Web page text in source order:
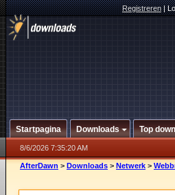
Registreren|
Startpagina Downloads Top
8/6/2026 7:35:20 AM
AfterDawn > Downloads > Netwerk >